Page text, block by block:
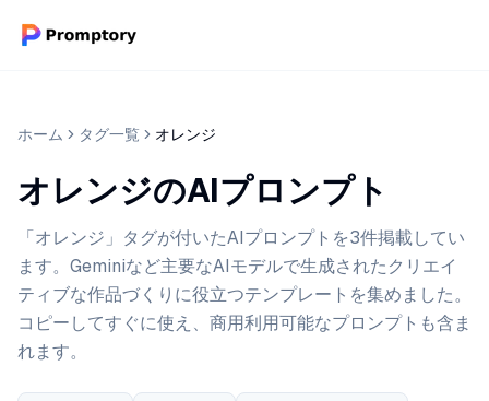
ホーム タグ一覧 オレンジ
オレンジのAIプロンプト
「オレンジ」タグが付いたAIプロンプトを3件掲載してい
ます。Geminiなど主要なAIモデルで生成されたクリエイ
ティブな作品づくりに役立つテンプレートを集めました。
コピーしてすぐに使え、商用利用可能なプロンプトも含ま
れます。